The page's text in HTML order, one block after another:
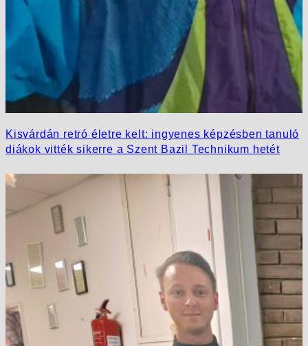
Kisvárdán retró életre kelt: ingyenes képzésben tanuló
diákok vitték sikerre a Szent Bazil Technikum hetét